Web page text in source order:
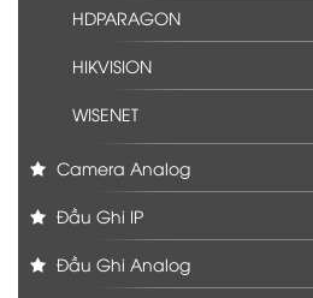
HDPARAGON
HIKVISION
WISENET
Camera Analog
Đầu Ghi IP
Đầu Ghi Analog